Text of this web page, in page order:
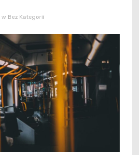
w Bez Kategorii